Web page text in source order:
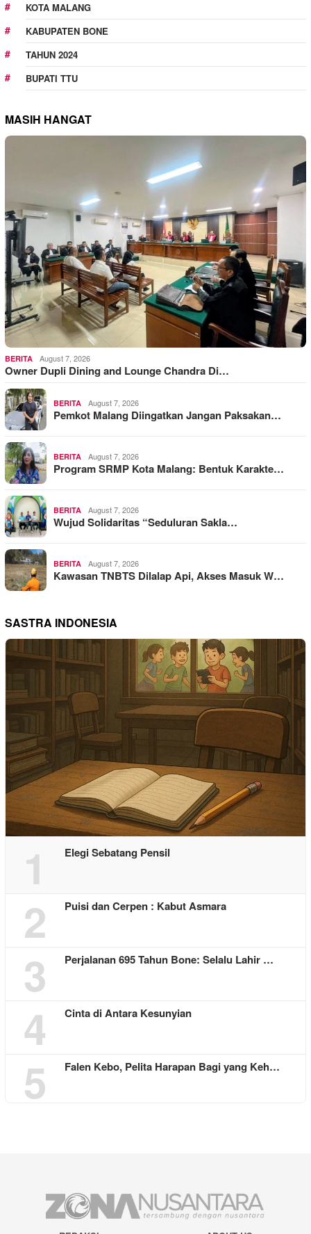
KOTA MALANG
KABUPATEN BONE
TAHUN 2024
BUPATI TTU
MASIH HANGAT
BERITA August 7, 2026
Owner Dupli Dining and Lounge Chandra Di…
BERITA August 7, 2026
Pemkot Malang Diingatkan Jangan Paksakan…
BERITA August 7, 2026
Program SRMP Kota Malang: Bentuk Karakte…
BERITA August 7, 2026
Wujud Solidaritas “Seduluran Sakla…
BERITA August 7, 2026
Kawasan TNBTS Dilalap Api, Akses Masuk W…
SASTRA INDONESIA
1 Elegi Sebatang Pensil
2 Puisi dan Cerpen : Kabut Asmara
3 Perjalanan 695 Tahun Bone: Selalu Lahir …
4 Cinta di Antara Kesunyian
5 Falen Kebo, Pelita Harapan Bagi yang Keh…